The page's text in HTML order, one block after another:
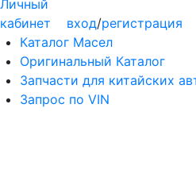
вход/регистрация
Каталог Масел
Оригинальный Каталог
Запчасти для китайских
Запрос по VIN